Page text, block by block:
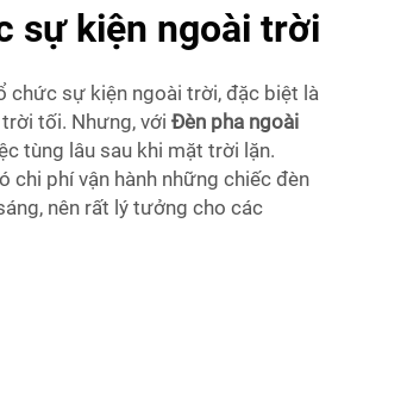
sự kiện ngoài trời
chức sự kiện ngoài trời, đặc biệt là
tối. Nhưng, với Đèn pha ngoài
tùng lâu sau khi mặt trời lặn.
chi phí vận hành những chiếc đèn
nên rất lý tưởng cho các